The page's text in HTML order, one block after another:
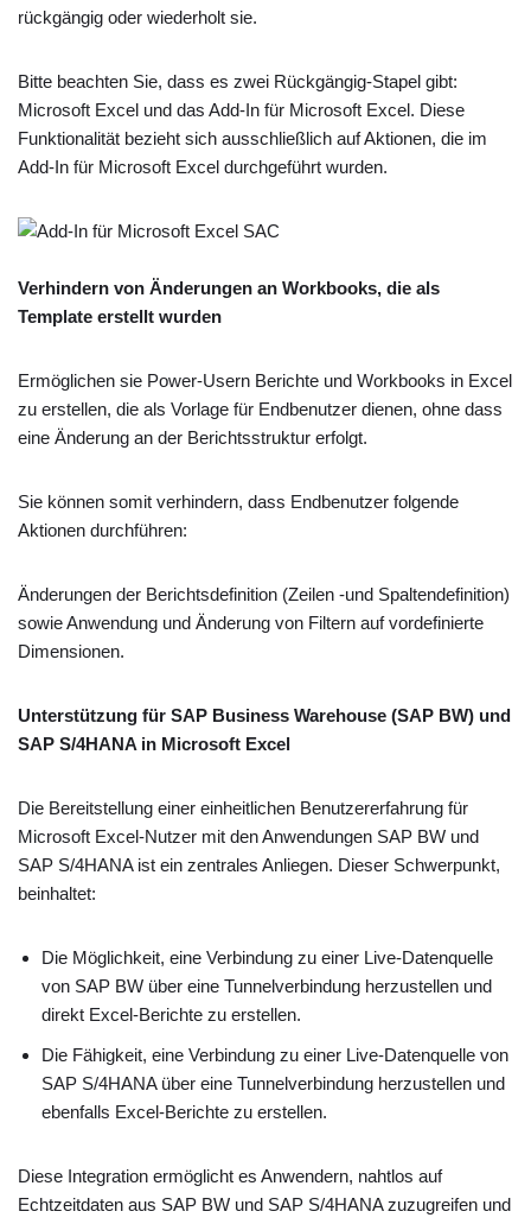
rückgängig oder wiederholt sie.
Bitte beachten Sie, dass es zwei Rückgängig-Stapel gibt:
Microsoft Excel und das Add-In für Microsoft Excel. Diese
Funktionalität bezieht sich ausschließlich auf Aktionen, die im
Add-In für Microsoft Excel durchgeführt wurden.
Verhindern von Änderungen an Workbooks, die als
Template erstellt wurden
Ermöglichen sie Power-Usern Berichte und Workbooks in Excel
zu erstellen, die als Vorlage für Endbenutzer dienen, ohne dass
eine Änderung an der Berichtsstruktur erfolgt.
Sie können somit verhindern, dass Endbenutzer folgende
Aktionen durchführen:
Änderungen der Berichtsdefinition (Zeilen -und Spaltendefinition)
sowie Anwendung und Änderung von Filtern auf vordefinierte
Dimensionen.
Unterstützung für SAP Business Warehouse (SAP BW) und
SAP S/4HANA in Microsoft Excel
Die Bereitstellung einer einheitlichen Benutzererfahrung für
Microsoft Excel-Nutzer mit den Anwendungen SAP BW und
SAP S/4HANA ist ein zentrales Anliegen. Dieser Schwerpunkt,
beinhaltet:
Die Möglichkeit, eine Verbindung zu einer Live-Datenquelle
von SAP BW über eine Tunnelverbindung herzustellen und
direkt Excel-Berichte zu erstellen.
Die Fähigkeit, eine Verbindung zu einer Live-Datenquelle von
SAP S/4HANA über eine Tunnelverbindung herzustellen und
ebenfalls Excel-Berichte zu erstellen.
Diese Integration ermöglicht es Anwendern, nahtlos auf
Echtzeitdaten aus SAP BW und SAP S/4HANA zuzugreifen und